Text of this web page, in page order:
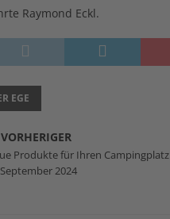
Raymond Eckl.
EGE
VORHERIGER
Produkte für Ihren Campingplatz
2024